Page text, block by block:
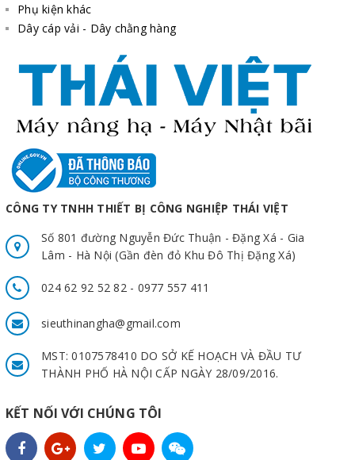
Phụ kiện khác
Dây cáp vải - Dây chằng hàng
CÔNG TY TNHH THIẾT BỊ CÔNG NGHIỆP THÁI VIỆT
Số 801 đường Nguyễn Đức Thuận - Đặng Xá - Gia
Lâm - Hà Nội (Gần đèn đỏ Khu Đô Thị Đặng Xá)
024 62 92 52 82 - 0977 557 411
sieuthinangha@gmail.com
MST: 0107578410 DO SỞ KẾ HOẠCH VÀ ĐẦU TƯ
THÀNH PHỐ HÀ NỘI CẤP NGÀY 28/09/2016.
KẾT NỐI VỚI CHÚNG TÔI